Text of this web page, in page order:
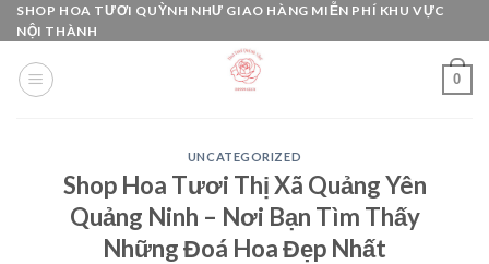
Skip
to
content
SHOP HOA TƯƠI QUỲNH NHƯ GIAO HÀNG MIỄN PHÍ KHU VỰC
NỘI THÀNH
0
UNCATEGORIZED
Shop Hoa Tươi Thị Xã Quảng Yên
Quảng Ninh – Nơi Bạn Tìm Thấy
Những Đoá Hoa Đẹp Nhất